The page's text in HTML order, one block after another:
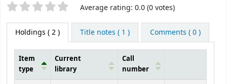
Star ratings Average rating: 0.0 (0 votes)
Holdings ( 2 ) Title notes ( 1 ) Comments ( 0 )
Item
type
Current
library
Call
number